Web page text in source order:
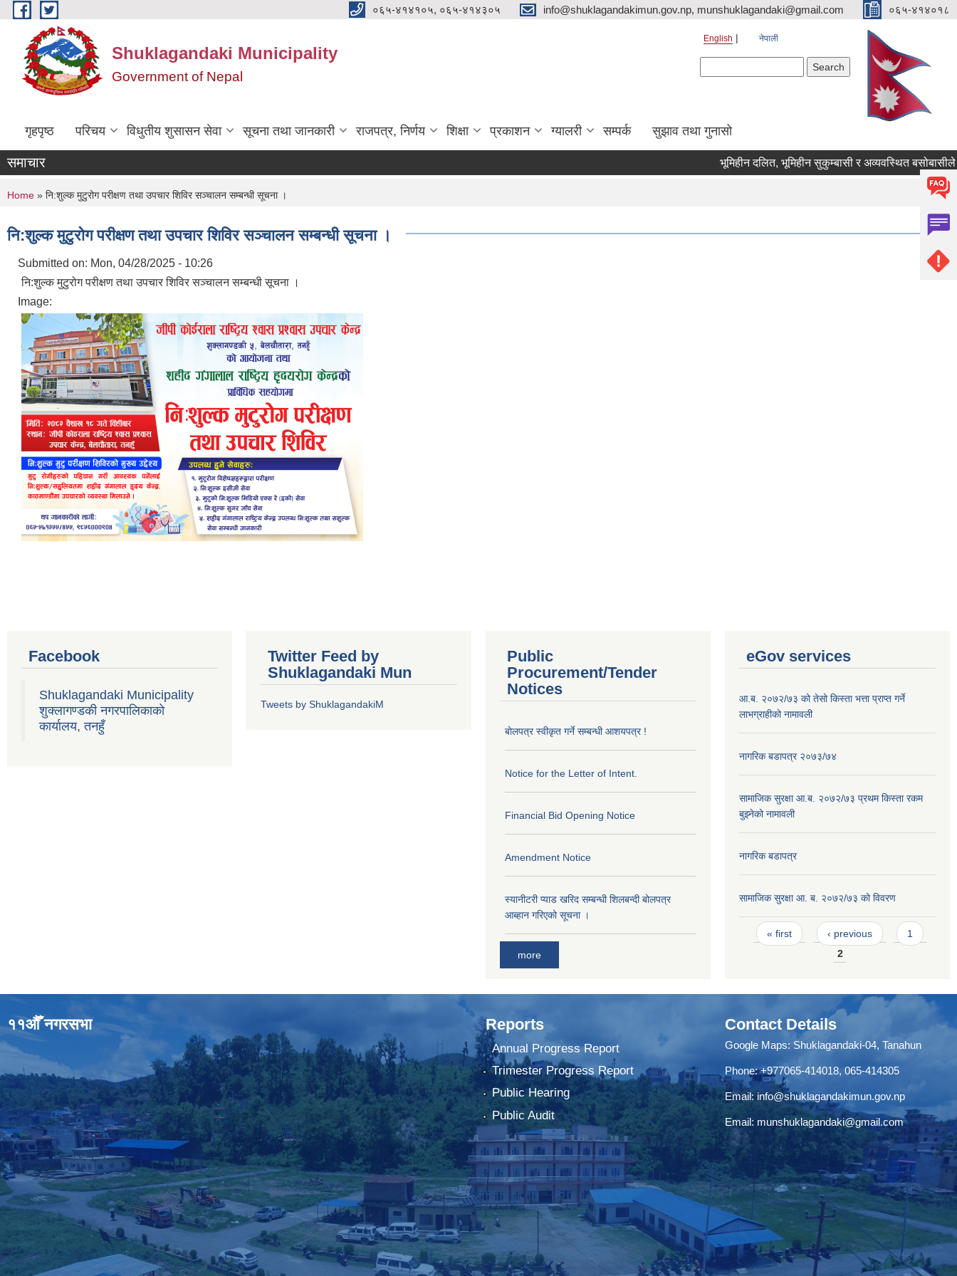
Skip to main content ०६५-४१४१०५, ०६५-४१४३०५ info@shuklagandakimun.gov.np, munshuklagandaki@gmail.com ०६५-४१४०१८
Shuklagandaki Municipality
Government of Nepal
English नेपाली
गृहपृष्ठ परिचय विधुतीय शुसासन सेवा सूचना तथा जानकारी राजपत्र, निर्णय शिक्षा प्रकाशन ग्यालरी सम्पर्क सुझाव तथा गुनासो
समाचार भूमिहीन दलित, भूमिहीन सुकुम्बासी र अव्यवस्थित बसोबासीले
You are here
Home » नि:शुल्क मुटुरोग परीक्षण तथा उपचार शिविर सञ्चालन सम्बन्धी सूचना ।
नि:शुल्क मुटुरोग परीक्षण तथा उपचार शिविर सञ्चालन सम्बन्धी सूचना ।
Submitted on: Mon, 04/28/2025 - 10:26
नि:शुल्क मुटुरोग परीक्षण तथा उपचार शिविर सञ्चालन सम्बन्धी सूचना ।
Image:
Facebook
Shuklagandaki Municipality
शुक्लागण्डकी नगरपालिकाको
कार्यालय, तनहुँ
Twitter Feed by
Shuklagandaki Mun
Tweets by ShuklagandakiM
Public
Procurement/Tender
Notices
बोलपत्र स्वीकृत गर्ने सम्बन्धी आशयपत्र !
Notice for the Letter of Intent.
Financial Bid Opening Notice
Amendment Notice
स्यानीटरी प्याड खरिद सम्बन्धी शिलबन्दी बोलपत्र
आब्हान गरिएको सूचना ।
more
eGov services
आ.ब. २०७२/७३ को तेसो किस्ता भत्ता प्राप्त गर्ने
लाभग्राहीको नामावली
नागरिक बडापत्र २०७३/७४
सामाजिक सुरक्षा आ.ब. २०७२/७३ प्रथम किस्ता रकम
बुझ्नेको नामावली
नागरिक बडापत्र
सामाजिक सुरक्षा आ. ब. २०७२/७३ को विवरण
Pages
« first ‹ previous
1
2
११औँ नगरसभा Reports
Annual Progress Report
Trimester Progress Report
Public Hearing
Public Audit
Contact Details
Google Maps: Shuklagandaki-04, Tanahun
Phone:+977065-414018, 065-414305
Email:info@shuklagandakimun.gov.np
Email: munshuklagandaki@gmail.com